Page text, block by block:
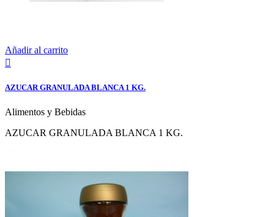
Añadir al carrito

AZUCAR GRANULADA BLANCA 1 KG.
Alimentos y Bebidas
AZUCAR GRANULADA BLANCA 1 KG.